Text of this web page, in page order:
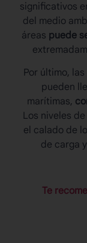
significativos
del medio
áreas puede
Por último,
pueden
marítimas,
Los niveles de
el calado de
de carga
Te